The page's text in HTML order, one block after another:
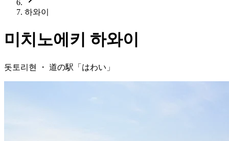
하와이
미치노에키 하와이
돗토리현 ・ 道の駅「 はわい 」